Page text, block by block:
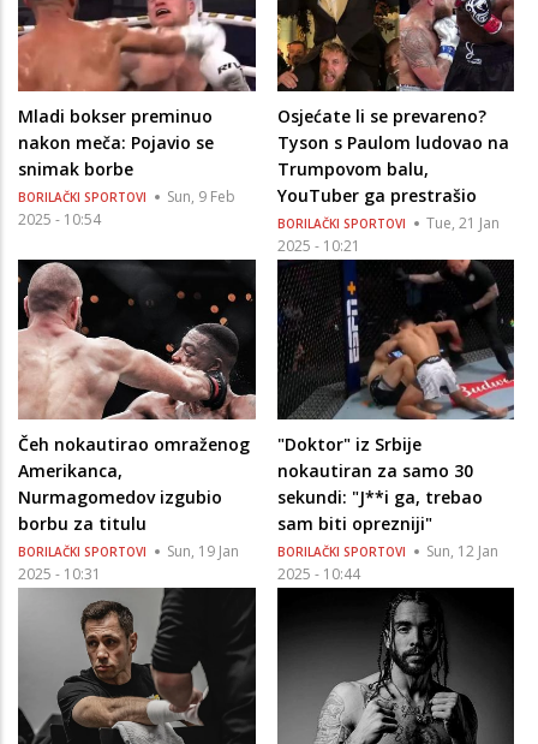
Mladi bokser preminuo
nakon meča: Pojavio se
snimak borbe
BORILAČKI SPORTOVI
Sun, 9 Feb
2025 - 10:54
Osjećate li se prevareno?
Tyson s Paulom ludovao na
Trumpovom balu,
YouTuber ga prestrašio
BORILAČKI SPORTOVI
Tue, 21 Jan
2025 - 10:21
Čeh nokautirao omraženog
Amerikanca,
Nurmagomedov izgubio
borbu za titulu
BORILAČKI SPORTOVI
Sun, 19 Jan
2025 - 10:31
"Doktor" iz Srbije
nokautiran za samo 30
sekundi: "J**i ga, trebao
sam biti oprezniji"
BORILAČKI SPORTOVI
Sun, 12 Jan
2025 - 10:44